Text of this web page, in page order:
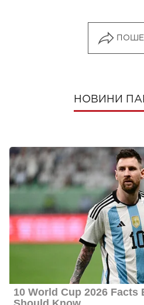
НОВИНИ